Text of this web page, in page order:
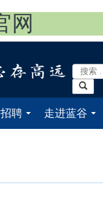
网
聘
走进蓝谷